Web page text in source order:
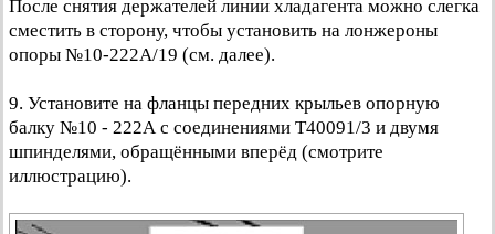
После снятия держателей линии хладагента можно слегка
сместить в сторону, чтобы установить на лонжероны
опоры №10-222А/19 (см. далее).
9. Установите на фланцы передних крыльев опорную
балку №10 - 222А с соединениями Т40091/3 и двумя
шпинделями, обращёнными вперёд (смотрите
иллюстрацию).